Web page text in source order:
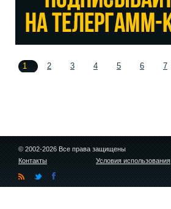
1 2 3 4 5 6 7
© 2002-2026 Все права защищены
Контакты
Условия использования